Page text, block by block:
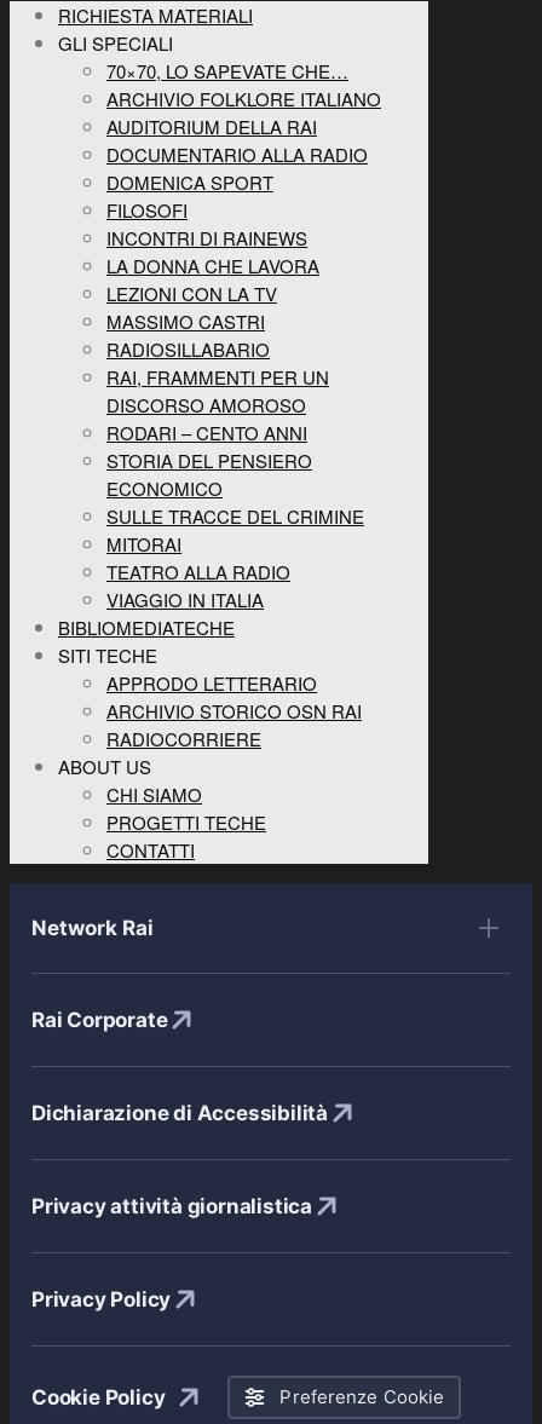
RICHIESTA MATERIALI
GLI SPECIALI
70×70, LO SAPEVATE CHE…
ARCHIVIO FOLKLORE ITALIANO
AUDITORIUM DELLA RAI
DOCUMENTARIO ALLA RADIO
DOMENICA SPORT
FILOSOFI
INCONTRI DI RAINEWS
LA DONNA CHE LAVORA
LEZIONI CON LA TV
MASSIMO CASTRI
RADIOSILLABARIO
RAI, FRAMMENTI PER UN
DISCORSO AMOROSO
RODARI – CENTO ANNI
STORIA DEL PENSIERO
ECONOMICO
SULLE TRACCE DEL CRIMINE
MITORAI
TEATRO ALLA RADIO
VIAGGIO IN ITALIA
BIBLIOMEDIATECHE
SITI TECHE
APPRODO LETTERARIO
ARCHIVIO STORICO OSN RAI
RADIOCORRIERE
ABOUT US
CHI SIAMO
PROGETTI TECHE
CONTATTI